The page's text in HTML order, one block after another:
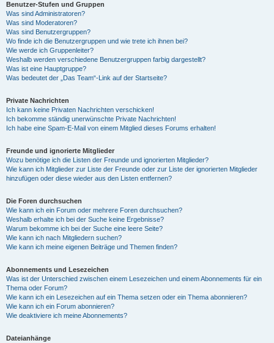
Benutzer-Stufen und Gruppen
Was sind Administratoren?
Was sind Moderatoren?
Was sind Benutzergruppen?
Wo finde ich die Benutzergruppen und wie trete ich ihnen bei?
Wie werde ich Gruppenleiter?
Weshalb werden verschiedene Benutzergruppen farbig dargestellt?
Was ist eine Hauptgruppe?
Was bedeutet der „Das Team“-Link auf der Startseite?
Private Nachrichten
Ich kann keine Privaten Nachrichten verschicken!
Ich bekomme ständig unerwünschte Private Nachrichten!
Ich habe eine Spam-E-Mail von einem Mitglied dieses Forums erhalten!
Freunde und ignorierte Mitglieder
Wozu benötige ich die Listen der Freunde und ignorierten Mitglieder?
Wie kann ich Mitglieder zur Liste der Freunde oder zur Liste der ignorierten Mitglieder
hinzufügen oder diese wieder aus den Listen entfernen?
Die Foren durchsuchen
Wie kann ich ein Forum oder mehrere Foren durchsuchen?
Weshalb erhalte ich bei der Suche keine Ergebnisse?
Warum bekomme ich bei der Suche eine leere Seite?
Wie kann ich nach Mitgliedern suchen?
Wie kann ich meine eigenen Beiträge und Themen finden?
Abonnements und Lesezeichen
Was ist der Unterschied zwischen einem Lesezeichen und einem Abonnements für ein
Thema oder Forum?
Wie kann ich ein Lesezeichen auf ein Thema setzen oder ein Thema abonnieren?
Wie kann ich ein Forum abonnieren?
Wie deaktiviere ich meine Abonnements?
Dateianhänge